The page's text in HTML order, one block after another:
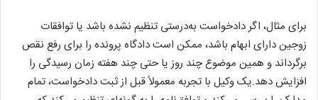
برای مثال، اگر دادخواست به‌درستی تنظیم نشده باشد یا توافقات
زوجین دارای ابهام باشد، ممکن است دادگاه پرونده را برای رفع نقص
برگرداند و همین موضوع چند روز یا حتی چند هفته زمان رسیدگی را
افزایش دهد.یک وکیل با تجربه معمولاً قبل از ثبت دادخواست، تمام